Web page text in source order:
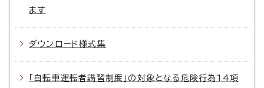
ます
ダウンロード様式集
「自転車運転者講習制度」の対象となる危険行為14項